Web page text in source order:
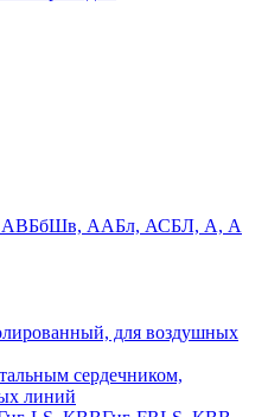
ААБл, АСБЛ, А, А
для воздушных
сердечником,
линий